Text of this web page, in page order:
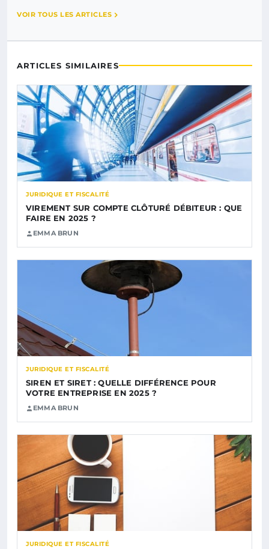
VOIR TOUS LES ARTICLES
ARTICLES SIMILAIRES
JURIDIQUE ET FISCALITÉ
VIREMENT SUR COMPTE CLÔTURÉ DÉBITEUR : QUE
FAIRE EN 2025 ?
EMMA BRUN
JURIDIQUE ET FISCALITÉ
SIREN ET SIRET : QUELLE DIFFÉRENCE POUR
VOTRE ENTREPRISE EN 2025 ?
EMMA BRUN
JURIDIQUE ET FISCALITÉ